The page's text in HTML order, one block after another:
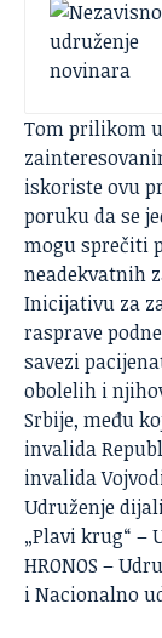
Tom prilikom
iskoriste ovu
poruku da se
mogu sprečiti
neadekvatnih
Inicijativu za
rasprave
savezi
obolelih i
Srbije, među
invalida
invalida
Udruženje
„Plavi krug“ –
HRONOS –
i Nacionalno